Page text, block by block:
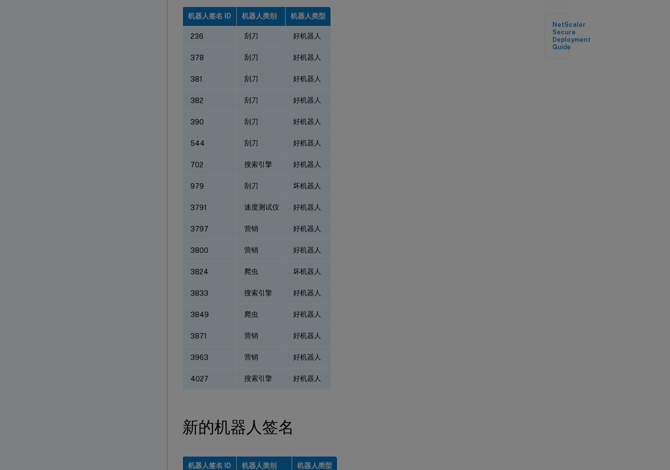
机器人签名 ID 机器人类别 机器人类型
236 刮刀 好机器人
378 刮刀 好机器人
381 刮刀 好机器人
382 刮刀 好机器人
390 刮刀 好机器人
544 刮刀 好机器人
702 搜索引擎 好机器人
979 刮刀 坏机器人
3791 速度测试仪 好机器人
3797 营销 好机器人
3800 营销 好机器人
3824 爬虫 坏机器人
3833 搜索引擎 好机器人
3849 爬虫 好机器人
3871 营销 好机器人
3963 营销 好机器人
4027 搜索引擎 好机器人
新的机器人签名
机器人签名 ID 机器人类别 机器人类型
NetScaler
Secure
Deployment
Guide